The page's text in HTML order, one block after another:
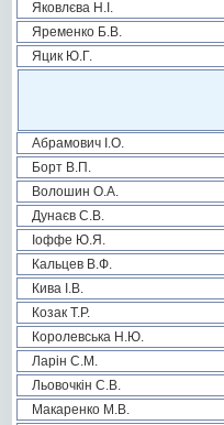
Яковлєва Н.І.
Яременко Б.В.
Яцик Ю.Г.
Абрамович І.О.
Борт В.П.
Волошин О.А.
Дунаєв С.В.
Іоффе Ю.Я.
Кальцев В.Ф.
Кива І.В.
Козак Т.Р.
Королевська Н.Ю.
Ларін С.М.
Льовочкін С.В.
Макаренко М.В.